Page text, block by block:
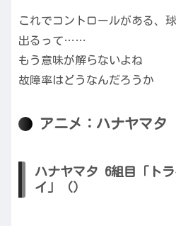
これでコントロールがある、
出るって……
もう意味が解らないよね
故障率はどうなんだろうか
アニメ：ハナヤマタ
ハナヤマタ 6組目「ト
イ」（）